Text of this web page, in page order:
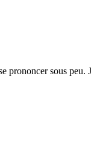
sous peu.